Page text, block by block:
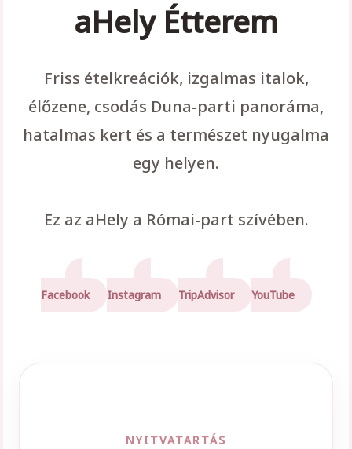
aHely Étterem
Friss ételkreációk, izgalmas italok,
élőzene, csodás Duna-parti panoráma,
hatalmas kert és a természet nyugalma
egy helyen.
Ez az aHely a Római-part szívében.
Facebook Instagram TripAdvisor YouTube
NYITVATARTÁS